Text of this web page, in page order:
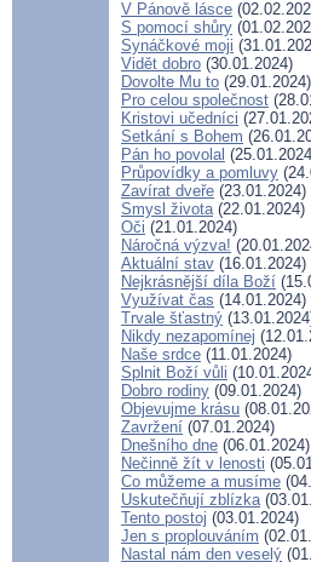
V Pánově lásce
S pomocí shůry
Synáčkové moji
Vidět dobro (30.01.2024)
Dovolte Mu to (29.01.2024)
Pro celou společnost
Kristovi učedníci
Setkání s Bohem
Pán ho povolal
Průpovídky a pomluvy
Zavírat dveře (23.01.2024)
Smysl života(22.01.2024)
Oči (21.01.2024)
Náročná výzva!
Aktuální stav (16.01.2024)
Nejkrásnější díla Boží
Využívat čas (14.01.2024)
Trvale šťastný
Nikdy nezapomínej
Naše srdce (11.01.2024)
Splnit Boží vůli
Dobro rodiny (09.01.2024)
Objevujme krásu
Zavržení (07.01.2024)
Dnešního dne (06.01.2024)
Nečinně žít v lenosti
Co můžeme a musíme
Uskutečňují zblízka
Tento postoj (03.01.2024)
Jen s proplouváním
Nastal nám den veselý